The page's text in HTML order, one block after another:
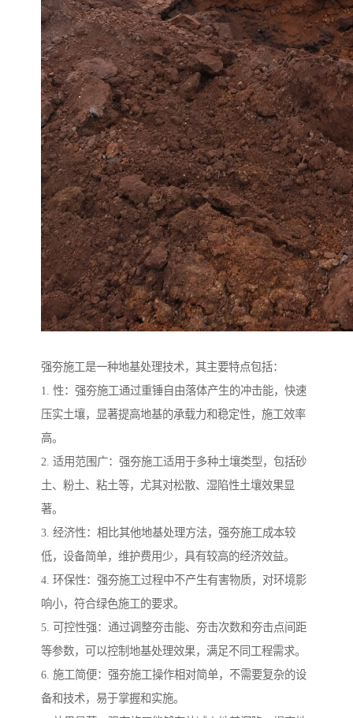
强夯施工是一种地基处理技术，其主要特点包括：
1. 性：强夯施工通过重锤自由落体产生的冲击能，快速
压实土壤，显著提高地基的承载力和稳定性，施工效率
高。
2. 适用范围广：强夯施工适用于多种土壤类型，包括砂
土、粉土、粘土等，尤其对松散、湿陷性土壤效果显
著。
3. 经济性：相比其他地基处理方法，强夯施工成本较
低，设备简单，维护费用少，具有较高的经济效益。
4. 环保性：强夯施工过程中不产生有害物质，对环境影
响小，符合绿色施工的要求。
5. 可控性强：通过调整夯击能、夯击次数和夯击点间距
等参数，可以控制地基处理效果，满足不同工程需求。
6. 施工简便：强夯施工操作相对简单，不需要复杂的设
备和技术，易于掌握和实施。